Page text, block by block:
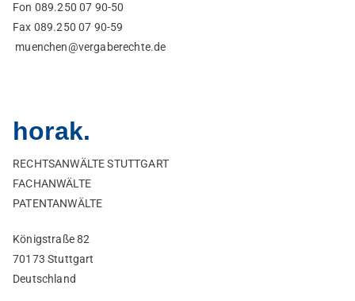
Fon 089.250 07 90-50
Fax 089.250 07 90-59
muenchen@vergaberechte.de
horak.
RECHTSANWÄLTE STUTTGART
FACHANWÄLTE
PATENTANWÄLTE
Königstraße 82
70173 Stuttgart
Deutschland